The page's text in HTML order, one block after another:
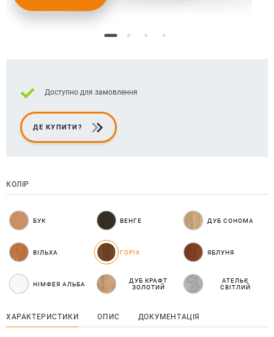
Доступно для замовлення
ДЕ КУПИТИ?
КОЛІР
БУК ВЕНГЕ ДУБ СОНОМА
ВІЛЬХА ГОРІХ ЯБЛУНЯ
НІМФЕЯ АЛЬБА
ДУБ КРАФТ
ЗОЛОТИЙ
АТЕЛЬЄ
СВІТЛИЙ
ХАРАКТЕРИСТИКИ ОПИС ДОКУМЕНТАЦІЯ